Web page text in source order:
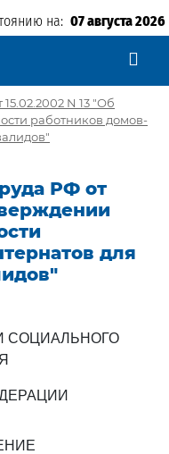
на: 07 августа 2026
N 13 "Об
работников домов-
РФ от
для
СОЦИАЛЬНОГО